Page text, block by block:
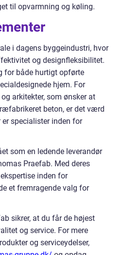
til opvarmning og køling.
i dagens byggeindustri, hvor
og designfleksibilitet.
for både hurtigt opførte
hjem. For
arkitekter, som ønsker at
beton, er det værd
er specialister inden for
som en ledende leverandør
Praefab. Med deres
inden for
et fremragende valg for
sikrer, at du får de højest
og service. For mere
og serviceydelser,